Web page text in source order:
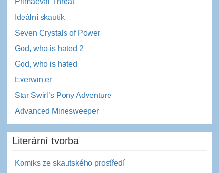
Primaeval Threat
Ideální skautík
Seven Crystals of Power
God, who is hated 2
God, who is hated
Everwinter
Star Swirl’s Pony Adventure
Advanced Minesweeper
Literární tvorba
Komiks ze skautského prostředí